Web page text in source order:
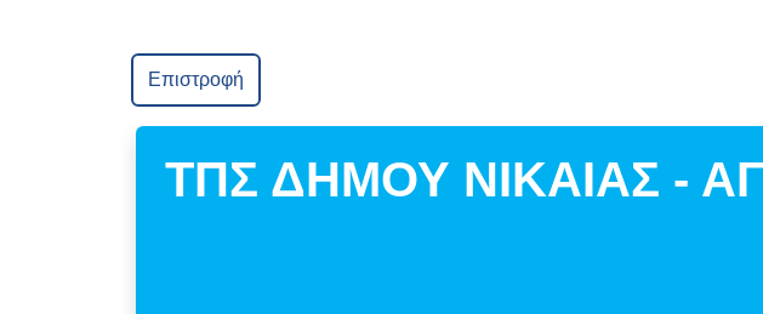
Επιστροφή
ΤΠΣ ΔΗΜΟΥ ΝΙΚΑΙΑΣ -